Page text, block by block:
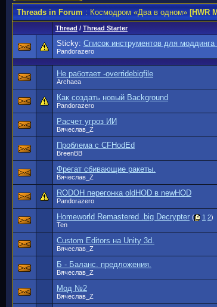
Threads in Forum: Космодром «Два в одном»[HWR
Thread / Thread Starter
Sticky: Список инструментов для моддинга
Pandorazero
Не работает -overridebigfile
Archaea
Как создать новый Background
Pandorazero
Расчет угроз ИИ
Вячеслав_Z
Проблема с CFHodEd
BreenBB
Фрегат сбивающие ракеты.
Вячеслав_Z
RODOH перегонка oldHOD в newHOD
Pandorazero
Homeworld Remastered .big Decrypter ( 1 2)
Ten
Custom Editors на Unity 3d.
Вячеслав_Z
Б - Баланс. предложения.
Вячеслав_Z
Мод №2
Вячеслав_Z